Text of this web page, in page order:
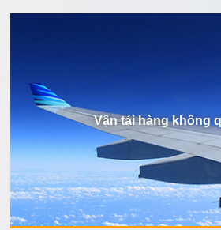
Vận tải hàng không